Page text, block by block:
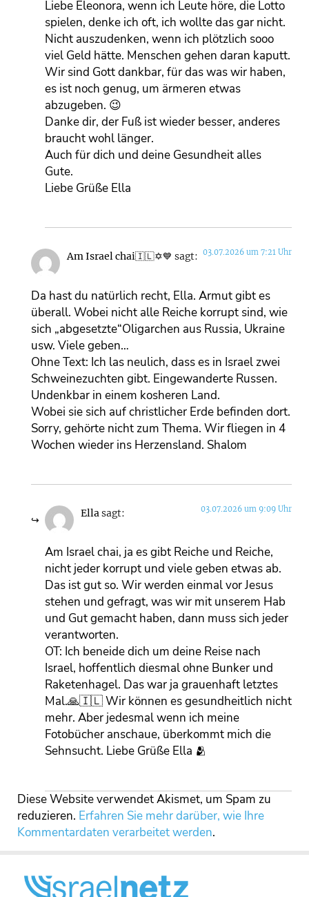
Liebe Eleonora, wenn ich Leute höre, die Lotto
spielen, denke ich oft, ich wollte das gar nicht.
Nicht auszudenken, wenn ich plötzlich sooo
viel Geld hätte. Menschen gehen daran kaputt.
Wir sind Gott dankbar, für das was wir haben,
es ist noch genug, um ärmeren etwas
abzugeben. 😉
Danke dir, der Fuß ist wieder besser, anderes
braucht wohl länger.
Auch für dich und deine Gesundheit alles
Gute.
Liebe Grüße Ella
Am Israel chai🇮🇱✡️💙 sagt: 03.07.2026 um 7:21 Uhr
Da hast du natürlich recht, Ella. Armut gibt es
überall. Wobei nicht alle Reiche korrupt sind, wie
sich „abgesetzte“Oligarchen aus Russia, Ukraine
usw. Viele geben…
Ohne Text: Ich las neulich, dass es in Israel zwei
Schweinezuchten gibt. Eingewanderte Russen.
Undenkbar in einem kosheren Land.
Wobei sie sich auf christlicher Erde befinden dort.
Sorry, gehörte nicht zum Thema. Wir fliegen in 4
Wochen wieder ins Herzensland. Shalom
Ellasagt: 03.07.2026 um 9:09 Uhr
Am Israel chai, ja es gibt Reiche und Reiche,
nicht jeder korrupt und viele geben etwas ab.
Das ist gut so. Wir werden einmal vor Jesus
stehen und gefragt, was wir mit unserem Hab
und Gut gemacht haben, dann muss sich jeder
verantworten.
OT: Ich beneide dich um deine Reise nach
Israel, hoffentlich diesmal ohne Bunker und
Raketenhagel. Das war ja grauenhaft letztes
Mal.🙏🇮🇱 Wir können es gesundheitlich nicht
mehr. Aber jedesmal wenn ich meine
Fotobücher anschaue, überkommt mich die
Sehnsucht. Liebe Grüße Ella 🫂
Diese Website verwendet Akismet, um Spam zu
reduzieren. Erfahren Sie mehr darüber, wie Ihre
Kommentardaten verarbeitet werden.